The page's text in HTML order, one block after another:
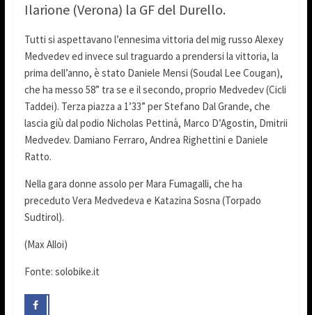
Ilarione (Verona) la GF del Durello.
Tutti si aspettavano l’ennesima vittoria del mig russo Alexey
Medvedev ed invece sul traguardo a prendersi la vittoria, la
prima dell’anno, è stato Daniele Mensi (Soudal Lee Cougan),
che ha messo 58” tra se e il secondo, proprio Medvedev (Cicli
Taddei). Terza piazza a 1’33” per Stefano Dal Grande, che
lascia giù dal podio Nicholas Pettinà, Marco D’Agostin, Dmitrii
Medvedev. Damiano Ferraro, Andrea Righettini e Daniele
Ratto.
Nella gara donne assolo per Mara Fumagalli, che ha
preceduto Vera Medvedeva e Katazina Sosna (Torpado
Sudtirol).
(Max Alloi)
Fonte: solobike.it